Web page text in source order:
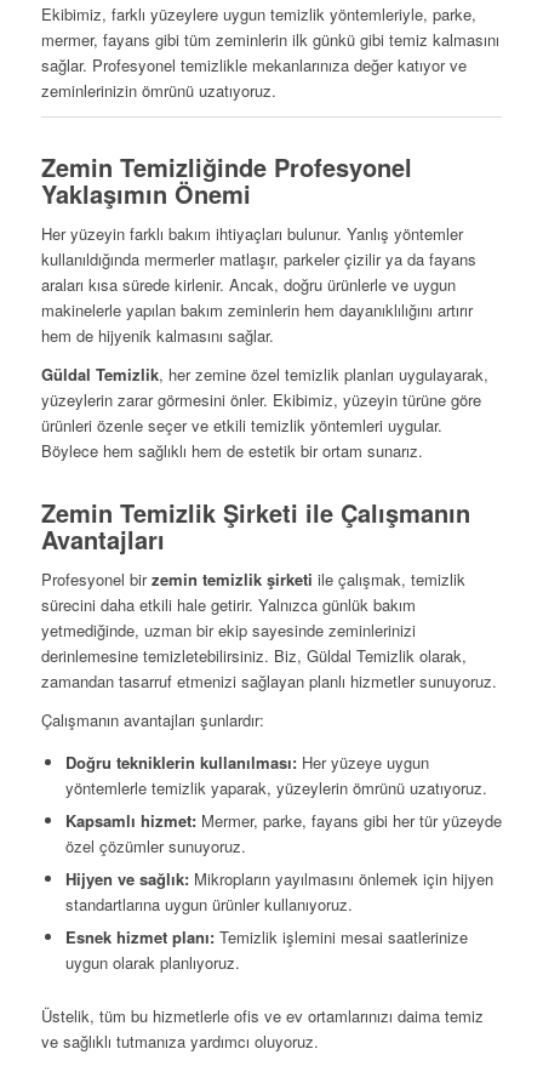
Ekibimiz, farklı yüzeylere uygun temizlik yöntemleriyle, parke,
mermer, fayans gibi tüm zeminlerin ilk günkü gibi temiz kalmasını
sağlar. Profesyonel temizlikle mekanlarınıza değer katıyor ve
zeminlerinizin ömrünü uzatıyoruz.
Zemin Temizliğinde Profesyonel
Yaklaşımın Önemi
Her yüzeyin farklı bakım ihtiyaçları bulunur. Yanlış yöntemler
kullanıldığında mermerler matlaşır, parkeler çizilir ya da fayans
araları kısa sürede kirlenir. Ancak, doğru ürünlerle ve uygun
makinelerle yapılan bakım zeminlerin hem dayanıklılığını artırır
hem de hijyenik kalmasını sağlar.
Güldal Temizlik, her zemine özel temizlik planları uygulayarak,
yüzeylerin zarar görmesini önler. Ekibimiz, yüzeyin türüne göre
ürünleri özenle seçer ve etkili temizlik yöntemleri uygular.
Böylece hem sağlıklı hem de estetik bir ortam sunarız.
Zemin Temizlik Şirketi ile Çalışmanın
Avantajları
Profesyonel birzemin temizlik şirketi ile çalışmak, temizlik
sürecini daha etkili hale getirir. Yalnızca günlük bakım
yetmediğinde, uzman bir ekip sayesinde zeminlerinizi
derinlemesine temizletebilirsiniz. Biz, Güldal Temizlik olarak,
zamandan tasarruf etmenizi sağlayan planlı hizmetler sunuyoruz.
Çalışmanın avantajları şunlardır:
Doğru tekniklerin kullanılması:Her yüzeye uygun
yöntemlerle temizlik yaparak, yüzeylerin ömrünü uzatıyoruz.
Kapsamlı hizmet:Mermer, parke, fayans gibi her tür yüzeyde
özel çözümler sunuyoruz.
Hijyen ve sağlık:Mikropların yayılmasını önlemek için hijyen
standartlarına uygun ürünler kullanıyoruz.
Esnek hizmet planı:Temizlik işlemini mesai saatlerinize
uygun olarak planlıyoruz.
Üstelik, tüm bu hizmetlerle ofis ve ev ortamlarınızı daima temiz
ve sağlıklı tutmanıza yardımcı oluyoruz.